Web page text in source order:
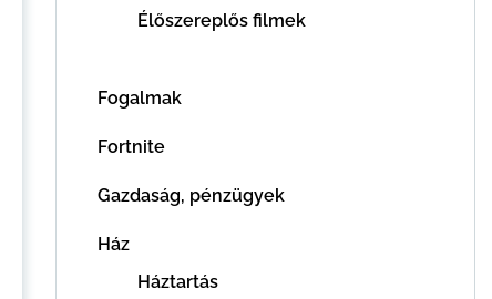
Élőszereplős filmek
Fogalmak
Fortnite
Gazdaság, pénzügyek
Ház
Háztartás